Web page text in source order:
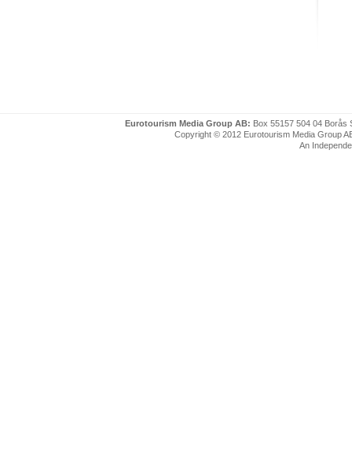
Eurotourism Media Group AB: Box 55157 504 04 Borås
Copyright © 2012 Eurotourism Media Group
An